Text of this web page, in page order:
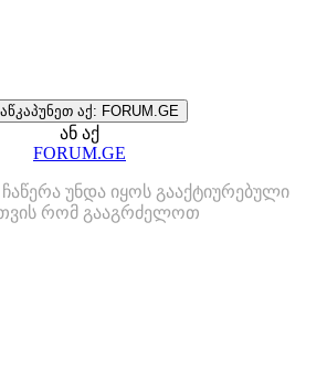
აქ: FORUM.GE
ან აქ
FORUM.GE
უნდა იყოს გააქტიურებული
რომ გააგრძელოთ